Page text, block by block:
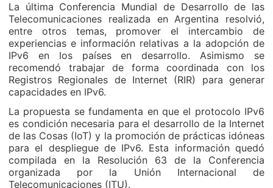
La última Conferencia Mundial de Desarrollo de las
Telecomunicaciones realizada en Argentina resolvió,
entre otros temas, promover el intercambio de
experiencias e información relativas a la adopción de
IPv6 en los países en desarrollo. Asimismo se
recomendó trabajar de forma coordinada con los
Registros Regionales de Internet (RIR) para generar
capacidades en IPv6.
La propuesta se fundamenta en que el protocolo IPv6
es condición necesaria para el desarrollo de la Internet
de las Cosas (IoT) y la promoción de prácticas idóneas
para el despliegue de IPv6. Esta información quedó
compilada en la Resolución 63 de la Conferencia
organizada por la Unión Internacional de
Telecomunicaciones (ITU).